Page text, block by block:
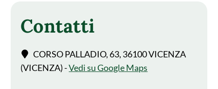
Contatti
CORSO PALLADIO, 63, 36100 VICENZA
(VICENZA) -Vedi su Google Maps